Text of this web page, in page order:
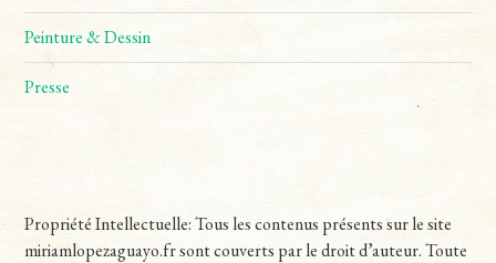
Peinture & Dessin
Presse
Propriété Intellectuelle: Tous les contenus présents sur le site
miriamlopezaguayo.fr sont couverts par le droit d’auteur. Toute